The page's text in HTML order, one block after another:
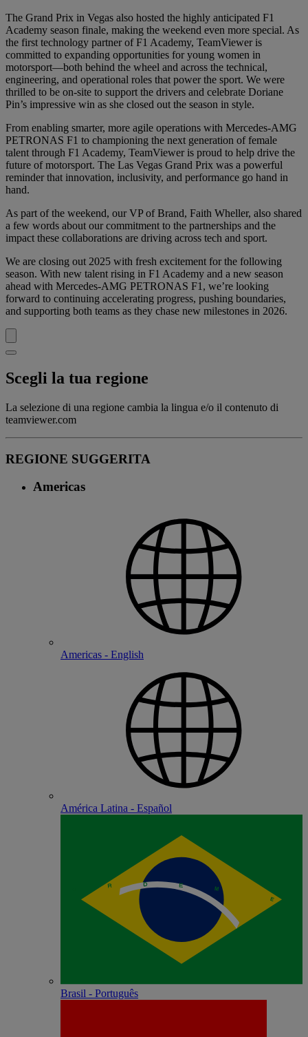
The Grand Prix in Vegas also hosted the highly anticipated F1
Academy season finale, making the weekend even more special. As
the first technology partner of F1 Academy, TeamViewer is
committed to expanding opportunities for young women in
motorsport—both behind the wheel and across the technical,
engineering, and operational roles that power the sport. We were
thrilled to be on-site to support the drivers and celebrate Doriane
Pin’s impressive win as she closed out the season in style.
From enabling smarter, more agile operations with Mercedes-AMG
PETRONAS F1 to championing the next generation of female
talent through F1 Academy, TeamViewer is proud to help drive the
future of motorsport. The Las Vegas Grand Prix was a powerful
reminder that innovation, inclusivity, and performance go hand in
hand.
As part of the weekend, our VP of Brand, Faith Wheller, also shared
a few words about our commitment to the partnerships and the
impact these collaborations are driving across tech and sport.
We are closing out 2025 with fresh excitement for the following
season. With new talent rising in F1 Academy and a new season
ahead with Mercedes-AMG PETRONAS F1, we’re looking
forward to continuing accelerating progress, pushing boundaries,
and supporting both teams as they chase new milestones in 2026.
Scegli la tua regione
La selezione di una regione cambia la lingua e/o il contenuto di
teamviewer.com
REGIONE SUGGERITA
Americas
Americas - English
América Latina - Español
Brasil - Português